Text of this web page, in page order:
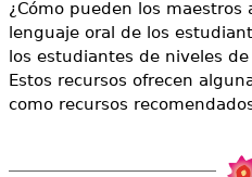
¿Cómo pueden los maestros
lenguaje oral de los
los estudiantes de niveles
Estos recursos ofrecen
como recursos